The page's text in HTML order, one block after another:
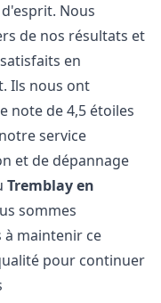
Nous
de nos résultats et
en
Ils nous ont
note de 4,5 étoiles
service
et de dépannage
Tremblay en
sommes
à maintenir ce
pour continuer